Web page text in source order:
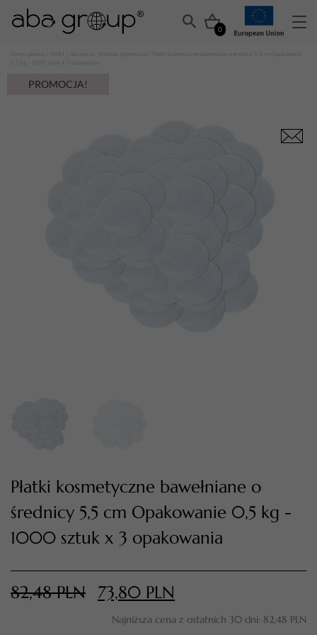
0
TWÓJ KOSZYK (0)
Suma koszyka (0)
/ Płatki kosmetyczne bawełniane o średnicy 5,5 cm Opakowanie
PROMOCJA!
Płatki kosmetyczne bawełniane o
średnicy 5,5 cm Opakowanie 0,5 kg -
1000 sztuk x 3 opakowania
82,48PLN 73,80 PLN
Najniższa cena z ostatnich 30 dni: 82,48 PLN